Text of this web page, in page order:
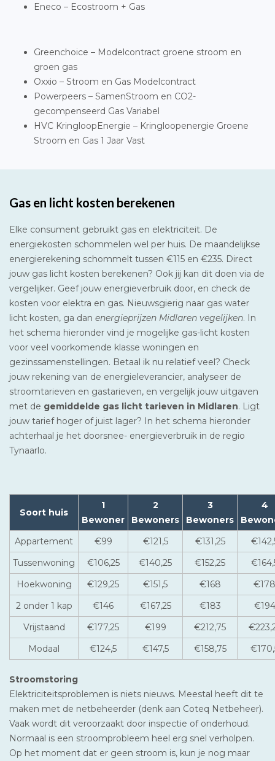
Eneco – Ecostroom + Gas
Greenchoice – Modelcontract groene stroom en
groen gas
Oxxio – Stroom en Gas Modelcontract
Powerpeers – SamenStroom en CO2-
gecompenseerd Gas Variabel
HVC KringloopEnergie – Kringloopenergie Groene
Stroom en Gas 1 Jaar Vast
Gas en licht kosten berekenen
Elke consument gebruikt gas en elektriciteit. De
energiekosten schommelen wel per huis. De maandelijkse
energierekening schommelt tussen €115 en €235. Direct
jouw gas licht kosten berekenen? Ook jij kan dit doen via de
vergelijker. Geef jouw energieverbruik door, en check de
kosten voor elektra en gas. Nieuwsgierig naar gas water
licht kosten, ga dan energieprijzen Midlaren vegelijken. In
het schema hieronder vind je mogelijke gas-licht kosten
voor veel voorkomende klasse woningen en
gezinssamenstellingen. Betaal ik nu relatief veel? Check
jouw rekening van de energieleverancier, analyseer de
stroomtarieven en gastarieven, en vergelijk jouw uitgaven
met de gemiddelde gas licht tarieven in Midlaren. Ligt
jouw tarief hoger of juist lager? In het schema hieronder
achterhaal je het doorsnee- energieverbruik in de regio
Tynaarlo.
Soort huis
1
Bewoner
2
Bewoners
3
Bewoners
4
Appartement
€99 €121,5 €131,25
Tussenwoning
€106,25 €140,25 €152,25
Hoekwoning
€129,25 €151,5 €168
€178
2 onder 1 kap
€146 €167,25 €183
€194
Vrijstaand
€177,25 €199 €212,75
Modaal
€124,5 €147,5 €158,75
Stroomstoring
Elektriciteitsproblemen is niets nieuws. Meestal heeft dit te
maken met de netbeheerder (denk aan Coteq Netbeheer).
Vaak wordt dit veroorzaakt door inspectie of onderhoud.
Normaal is een stroomprobleem heel erg snel verholpen.
Op het moment dat er geen stroom is, kun je nog maar